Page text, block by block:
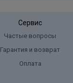
Сервис
Частые вопросы
Гарантия и возврат
Оплата